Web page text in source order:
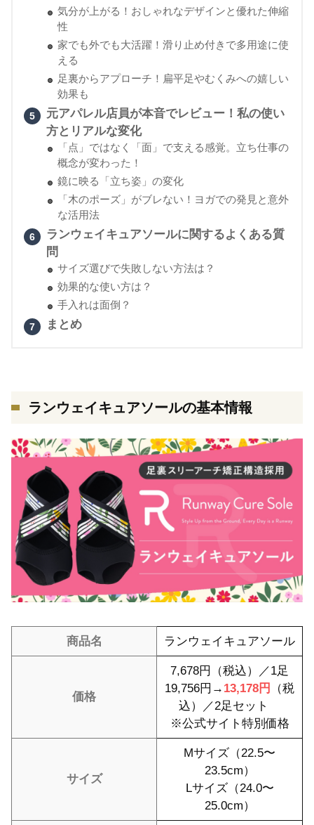
気分が上がる！おしゃれなデザインと優れた伸縮
性
家でも外でも大活躍！滑り止め付きで多用途に使
える
足裏からアプローチ！扁平足やむくみへの嬉しい
効果も
元アパレル店員が本音でレビュー！私の使い
方とリアルな変化
「点」ではなく「面」で支える感覚。立ち仕事の
概念が変わった！
鏡に映る「立ち姿」の変化
「木のポーズ」がブレない！ヨガでの発見と意外
な活用法
ランウェイキュアソールに関するよくある質
問
サイズ選びで失敗しない方法は？
効果的な使い方は？
手入れは面倒？
まとめ
ランウェイキュアソールの基本情報
商品名 ランウェイキュアソール
価格
7,678円（税込）／1足
19,756円→ 13,178円
（税
込）／2足セット
※公式サイト特別価格
サイズ
Mサイズ（22.5〜
23.5cm）
Lサイズ（24.0〜
25.0cm）